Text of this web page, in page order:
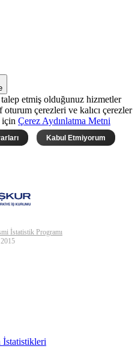
etmiş olduğunuz hizmetler
çerezleri ve kalıcı çerezler
için Çerez Aydınlatma Metni
Kabul Etmiyorum
İstatistik Programı
2015
İstatistikleri